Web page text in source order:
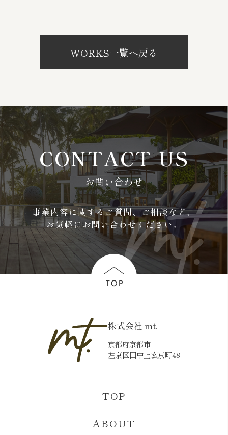
WORKS一覧へ戻る
CONTACT US
お問い合わせ
事業内容に関するご質問、ご相談など、
お気軽にお問い合わせください。
株式会社 mt.
京都府京都市
左京区田中上玄京町48
TOP
ABOUT